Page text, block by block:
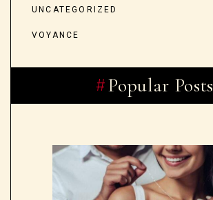
UNCATEGORIZED
VOYANCE
Popular Posts